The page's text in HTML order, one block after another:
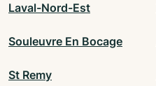
Laval-Nord-Est
Souleuvre En Bocage
St Remy